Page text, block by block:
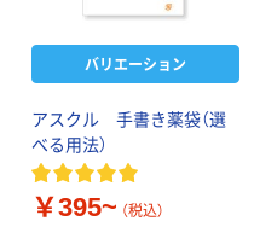
バリエーション
アスクル 手書き薬袋（選
べる用法）
￥395~ （税込）